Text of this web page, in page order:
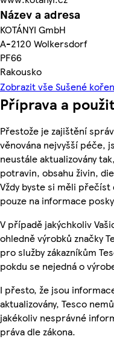
Název a adresa
KOTÁNYI GmbH
A-2120 Wolkersdorf
PF66
Rakousko
Zobrazit vše Sušené
Příprava a
Přestože je zajištění
věnována nejvyšší péče,
neustále aktualizovány
potravin, obsahu živin,
Vždy byste si měli
pouze na informace
V případě jakýchkoliv
ohledně výrobků značky
pro služby zákazníkům
pokdu se nejedná o
I přesto, že jsou
aktualizovány, Tesco
jakékoliv nesprávné
práva dle zákona.